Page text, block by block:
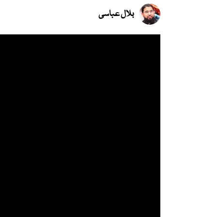
بلال عباسی